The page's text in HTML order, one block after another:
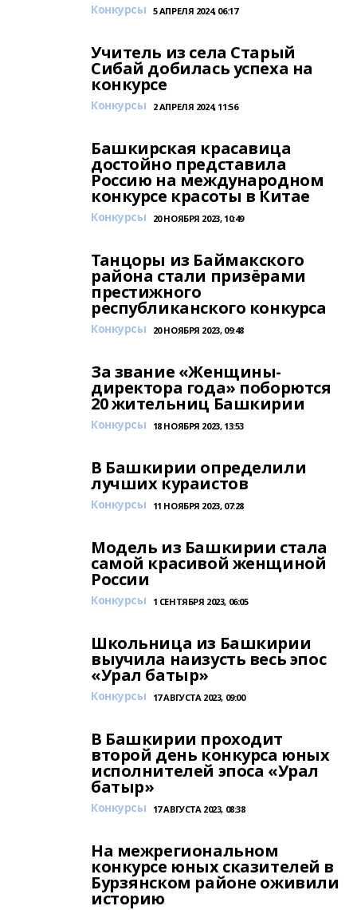
Конкурсы 5 АПРЕЛЯ 2024, 06:17
Учитель из села Старый
Сибай добилась успеха на
конкурсе
Конкурсы 2 АПРЕЛЯ 2024, 11:56
Башкирская красавица
достойно представила
Россию на международном
конкурсе красоты в Китае
Конкурсы 20 НОЯБРЯ 2023, 10:49
Танцоры из Баймакского
района стали призёрами
престижного
республиканского конкурса
Конкурсы 20 НОЯБРЯ 2023, 09:48
За звание «Женщины-
директора года» поборются
20 жительниц Башкирии
Конкурсы 18 НОЯБРЯ 2023, 13:53
В Башкирии определили
лучших кураистов
Конкурсы 11 НОЯБРЯ 2023, 07:28
Модель из Башкирии стала
самой красивой женщиной
России
Конкурсы 1 СЕНТЯБРЯ 2023, 06:05
Школьница из Башкирии
выучила наизусть весь эпос
«Урал батыр»
Конкурсы 17 АВГУСТА 2023, 09:00
В Башкирии проходит
второй день конкурса юных
исполнителей эпоса «Урал
батыр»
Конкурсы 17 АВГУСТА 2023, 08:38
На межрегиональном
конкурсе юных сказителей в
Бурзянском районе оживили
историю